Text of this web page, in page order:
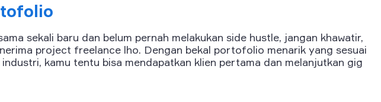
sekali baru dan belum pernah melakukan side hustle, jangan khawatir,
project freelance lho. Dengan bekal portofolio menarik yang sesuai
kamu tentu bisa mendapatkan klien pertama dan melanjutkan gig